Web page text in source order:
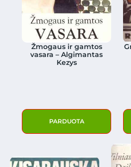
Žmogaus ir gamtos
vasara – Algimantas
Kezys
PARDUOTA